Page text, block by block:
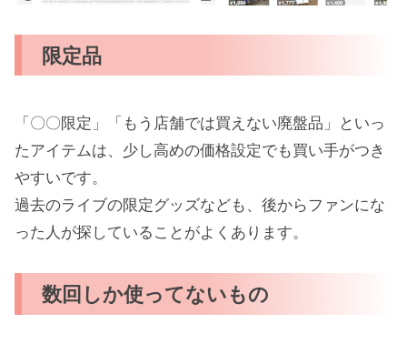
限定品
「〇〇限定」「もう店舗では買えない廃盤品」といっ
たアイテムは、少し高めの価格設定でも買い手がつき
やすいです。
過去のライブの限定グッズなども、後からファンにな
った人が探していることがよくあります。
数回しか使ってないもの